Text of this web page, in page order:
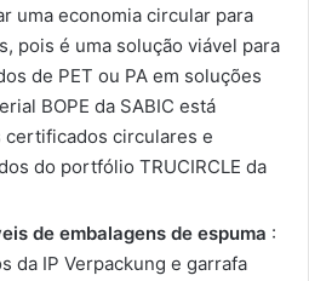
uma economia circular para
pois é uma solução viável para
de PET ou PA em soluções
BOPE da SABIC está
circulares e
do portfólio TRUCIRCLE da
​​de embalagens de espuma :
da IP Verpackung e garrafa